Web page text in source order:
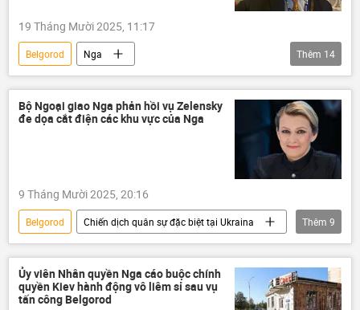
19 Tháng Mười 2025, 11:17
Belgorod
Nga
Chiến dịch quân sự đặc biệt tại Ukraina
Phần Lan
DNR
Cuộc khủng hoảng ở Ukraina
Ukraina
Sáp nhập DNR, LNR, Zaporozhye và Kherson vào Nga
LNR
Lugansk
Châu Âu
phương Tây Donetsk
Thêm 14
Bộ Ngoại giao Nga phản hồi vụ Zelensky
đe dọa cắt điện các khu vực của Nga
9 Tháng Mười 2025, 20:16
Belgorod
Chiến dịch quân sự đặc biệt tại Ukraina
Nga
Bộ Ngoại giao Nga
Ukraina
Cuộc khủng hoảng ở Ukraina
Vladimir Zelensky
Maria Zakharova
Thêm 9
Ủy viên Nhân quyền Nga cáo buộc chính
quyền Kiev hành động vô liêm sỉ sau vụ
tấn công Belgorod